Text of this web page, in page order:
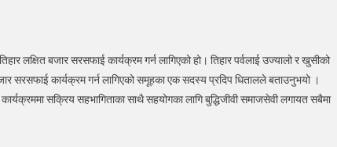
लक्षित बजार सरसफाई कार्यक्रम गर्न लागिएको हो। तिहार पर्वलाई उज्यालो र खुसीको
सरसफाई कार्यक्रम गर्न लागिएको समूहका एक सदस्य प्रदिप धितालले बताउनुभयो ।
सक्रिय सहभागिताका साथै सहयोगका लागि बुद्धिजीवी समाजसेवी लगायत सबैमा